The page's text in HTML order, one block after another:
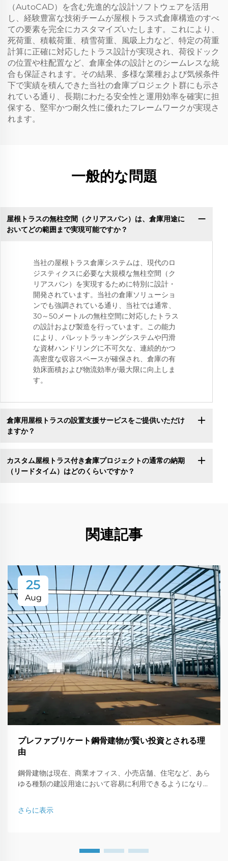
（AutoCAD）を含む先進的な設計ソフトウェアを活用
し、経験豊富な技術チームが屋根トラス式倉庫構造のすべ
ての要素を完全にカスタマイズいたします。これにより、
死荷重、積載荷重、積雪荷重、風吸上力など、特定の荷重
計算に正確に対応したトラス設計が実現され、荷役ドック
の位置や柱配置など、倉庫全体の設計とのシームレスな統
合も保証されます。その結果、多様な業種および気候条件
下で実績を積んできた当社の倉庫プロジェクト群にも示さ
れている通り、長期にわたる安全性と運用効率を確実に担
保する、堅牢かつ耐久性に優れたフレームワークが実現さ
れます。
一般的な問題
屋根トラスの無柱空間（クリアスパン）は、倉庫用途に
おいてどの範囲まで実現可能ですか？
当社の屋根トラス倉庫システムは、現代のロ
ジスティクスに必要な大規模な無柱空間（ク
リアスパン）を実現するために特別に設計・
開発されています。当社の倉庫ソリューショ
ンでも強調されている通り、当社では通常、
30～50メートルの無柱空間に対応したトラス
の設計および製造を行っています。この能力
により、パレットラッキングシステムや円滑
な資材ハンドリングに不可欠な、連続的かつ
高密度な収容スペースが確保され、倉庫の有
効床面積および物流効率が最大限に向上しま
す。
倉庫用屋根トラスの設置支援サービスをご提供いただけ
ますか？
カスタム屋根トラス付き倉庫プロジェクトの通常の納期
（リードタイム）はどのくらいですか？
関連記事
25
Aug
プレファブリケート鋼骨建物が賢い投資とされる理
由
鋼骨建物は現在、商業オフィス、小売店舗、住宅など、あら
ゆる種類の建設用途において容易に利用できるようになりま
ス投資なのか、その理由について説明します。
さらに表示